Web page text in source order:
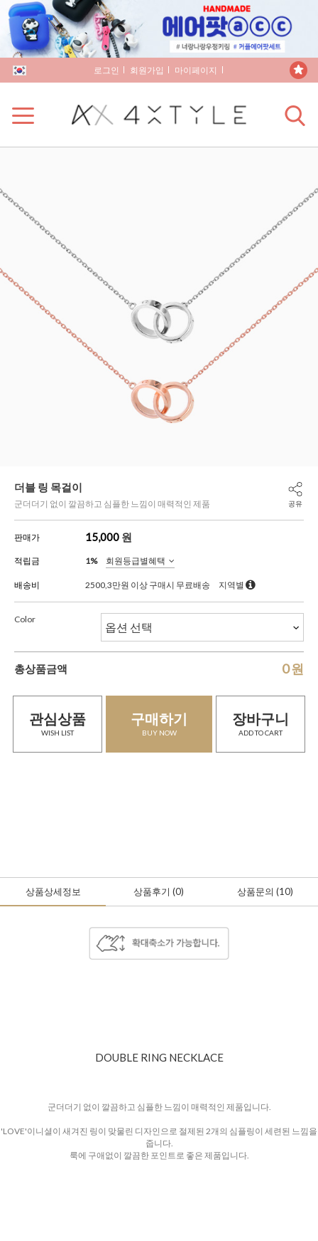
로그인 회원가입 마이페이지
더블 링 목걸이
군더더기 없이 깔끔하고 심플한 느낌이 매력적인 제품 공유
판매가 15,000 원
적립금 1% 회원등급별혜택
배송비 2500,3만원 이상 구매시 무료배송 지역별
Color
총상품금액 0원
관심상품
WISH LIST
구매하기
BUY NOW
장바구니
ADD TO CART
상품상세정보 상품후기 (0) 상품문의 (10)
DOUBLE RING NECKLACE
군더더기 없이 깔끔하고 심플한 느낌이 매력적인 제품입니다.
'LOVE'이니셜이 새겨진 링이 맞물린 디자인으로 절제된 2개의 심플링이 세련된 느낌을
줍니다.
룩에 구애없이 깔끔한 포인트로 좋은 제품입니다.